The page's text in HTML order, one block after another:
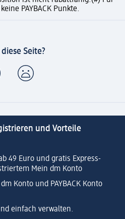
PAYBACK Punkte.
Seite?
und Vorteile
49 Euro und gratis Express-
Mein dm Konto
Konto und PAYBACK Konto
einfach verwalten.